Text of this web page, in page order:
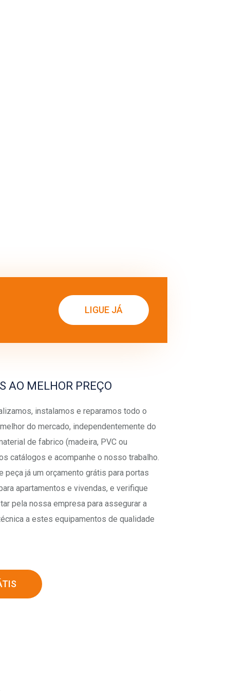
LIGUE JÁ
AO MELHOR PREÇO
instalamos e reparamos todo o
do mercado, independentemente do
de fabrico (madeira, PVC ou
catálogos e acompanhe o nosso trabalho.
peça já um orçamento grátis para portas
apartamentos e vivendas, e verifique
pela nossa empresa para assegurar a
a estes equipamentos de qualidade